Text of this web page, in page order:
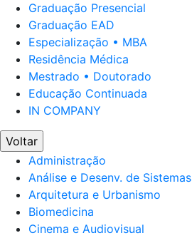
Graduação Presencial
Graduação EAD
Especialização • MBA
Residência Médica
Mestrado • Doutorado
Educação Continuada
IN COMPANY
Voltar
Administração
Análise e Desenv. de Sistemas
Arquitetura e Urbanismo
Biomedicina
Cinema e Audiovisual